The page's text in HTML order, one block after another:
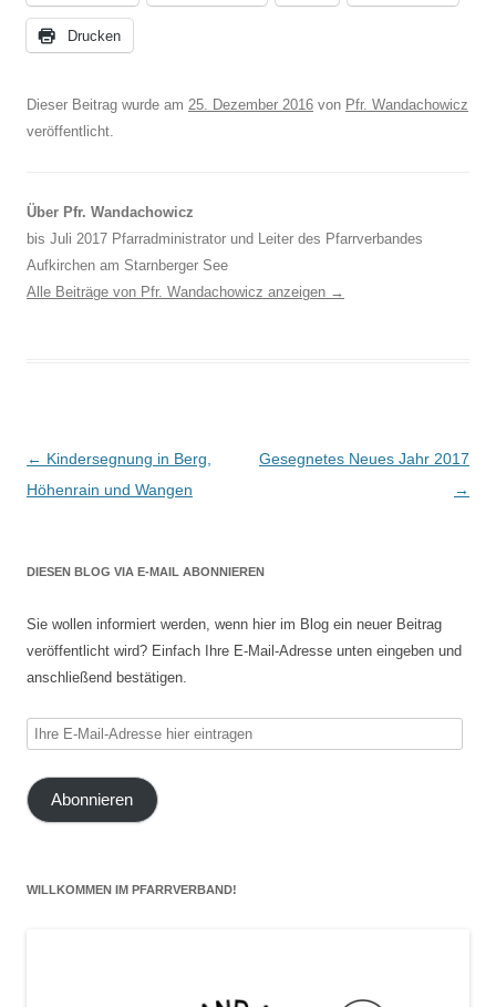
Drucken
Dieser Beitrag wurde am 25. Dezember 2016 von Pfr. Wandachowicz
veröffentlicht.
Über Pfr. Wandachowicz
bis Juli 2017 Pfarradministrator und Leiter des Pfarrverbandes
Aufkirchen am Starnberger See
Alle Beiträge von Pfr. Wandachowicz anzeigen →
Beitragsnavigation
← Kindersegnung in Berg,
Höhenrain und Wangen
Gesegnetes Neues Jahr 2017
→
DIESEN BLOG VIA E-MAIL ABONNIEREN
Sie wollen informiert werden, wenn hier im Blog ein neuer Beitrag
veröffentlicht wird? Einfach Ihre E-Mail-Adresse unten eingeben und
anschließend bestätigen.
Ihre
Mail-
Adresse
Abonnieren
WILLKOMMEN IM PFARRVERBAND!